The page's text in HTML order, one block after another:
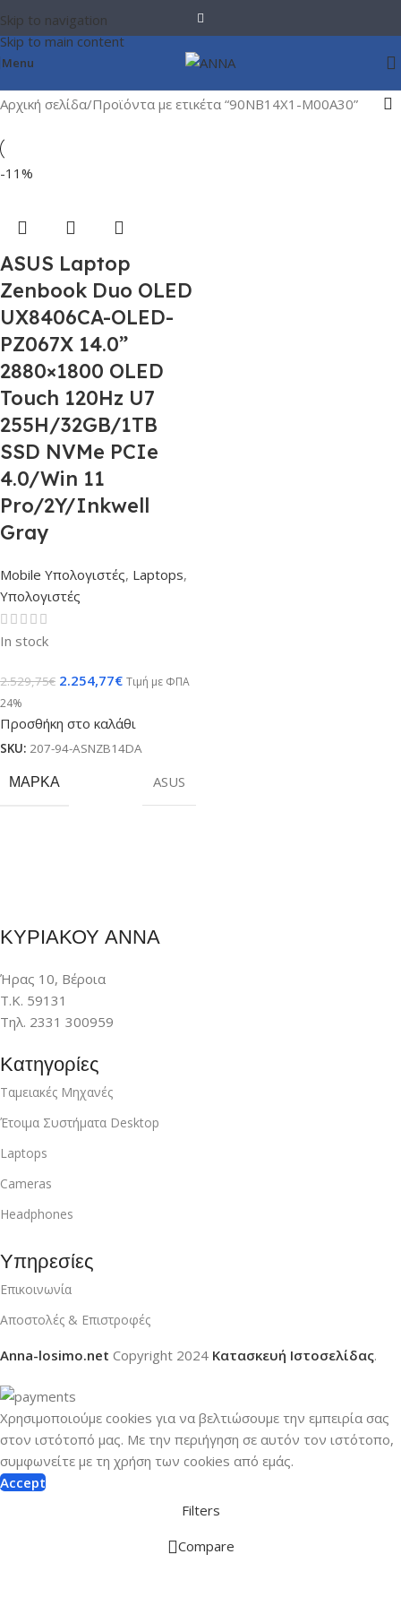
Skip to navigation
Skip to main content
Menu
Αρχική σελίδα Προϊόντα με ετικέτα “90NB14X1-M00A30”
-11%
ASUS Laptop
Zenbook Duo OLED
UX8406CA-OLED-
PZ067X 14.0”
2880×1800 OLED
Touch 120Hz U7
255H/32GB/1TB
SSD NVMe PCIe
4.0/Win 11
Pro/2Y/Inkwell
Gray
Mobile Υπολογιστές, Laptops,
Υπολογιστές
In stock
2.529,75€ 2.254,77€ Τιμή με ΦΠΑ
24%
Προσθήκη στο καλάθι
SKU: 207-94-ASNZB14DA
ΜΆΡΚΑ ASUS
ΚΥΡΙΑΚΟΥ ΑΝΝΑ
Ήρας 10, Βέροια
Τ.Κ. 59131
Τηλ. 2331 300959
Κατηγορίες
Ταμειακές Μηχανές
Έτοιμα Συστήματα Desktop
Laptops
Cameras
Headphones
Υπηρεσίες
Επικοινωνία
Αποστολές & Επιστροφές
Anna-losimo.net Copyright 2024 Κατασκευή Ιστοσελίδας.
Χρησιμοποιούμε cookies για να βελτιώσουμε την εμπειρία σας
στον ιστότοπό μας. Με την περιήγηση σε αυτόν τον ιστότοπο,
συμφωνείτε με τη χρήση των cookies από εμάς.
Accept
Filters
Compare